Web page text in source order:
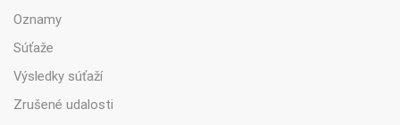
Oznamy
Súťaže
Výsledky súťaží
Zrušené udalosti